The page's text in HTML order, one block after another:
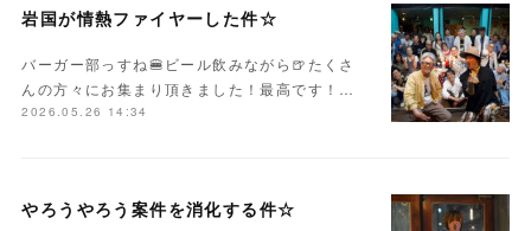
岩国が情熱ファイヤーした件☆
バーガー部っすね🍔ビール飲みながら🍺たくさ
んの方々にお集まり頂きました！最高です！…
2026.05.26 14:34
やろうやろう案件を消化する件☆